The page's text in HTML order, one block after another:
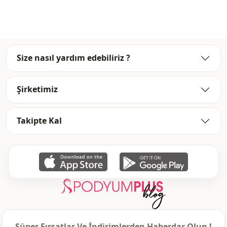
Dokuma ti̇pi̇ Dokuma
Kalinlik İnce
Kalip
Kol detay Uzun kol
Kapama şekli̇ Düğmeli
Kullanim Günlük
Ofis
Size nasıl yardım edebiliriz ?
Şirketimiz
Takipte Kal